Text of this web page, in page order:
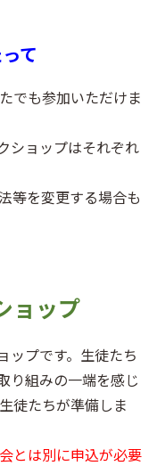
て
でも参加いただけま
ショップはそれぞれ
等を変更する場合も
ョップ
ップです。生徒たち
り組みの一端を感じ
徒たちが準備しま
とは別に申込が必要